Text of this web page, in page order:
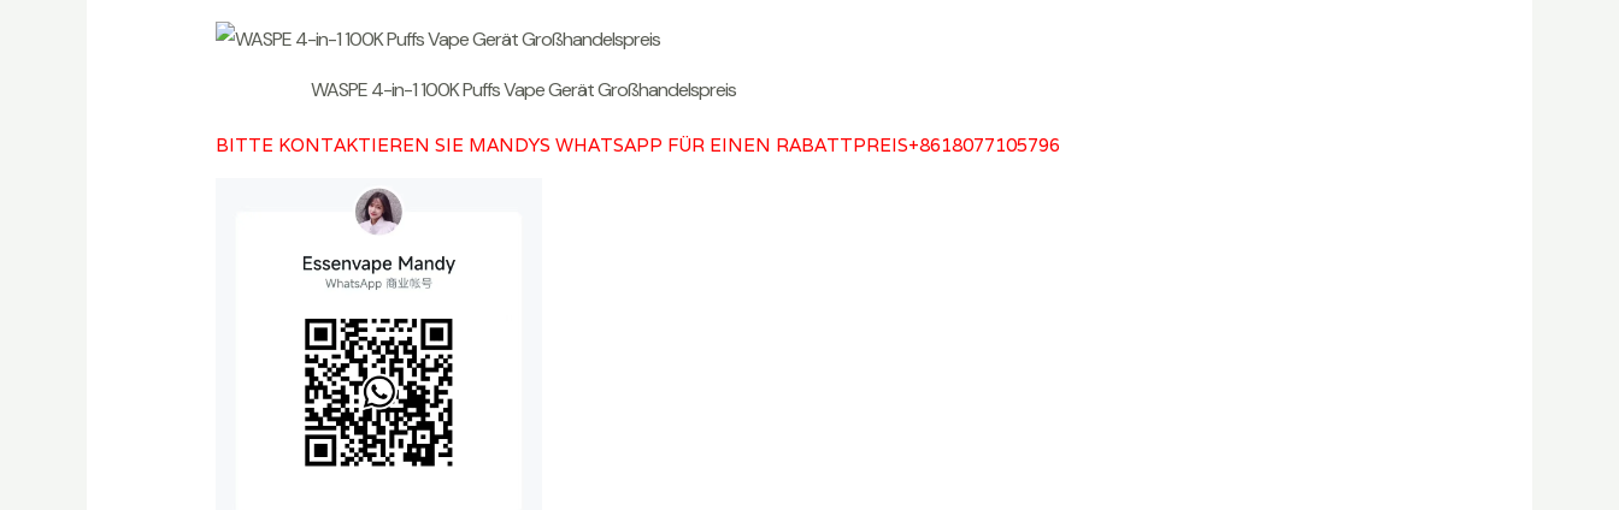
WASPE 4-in-1 100K Puffs Vape Gerät Großhandelspreis
BITTE KONTAKTIEREN SIE MANDYS WHATSAPP FÜR EINEN RABATTPREIS+8618077105796